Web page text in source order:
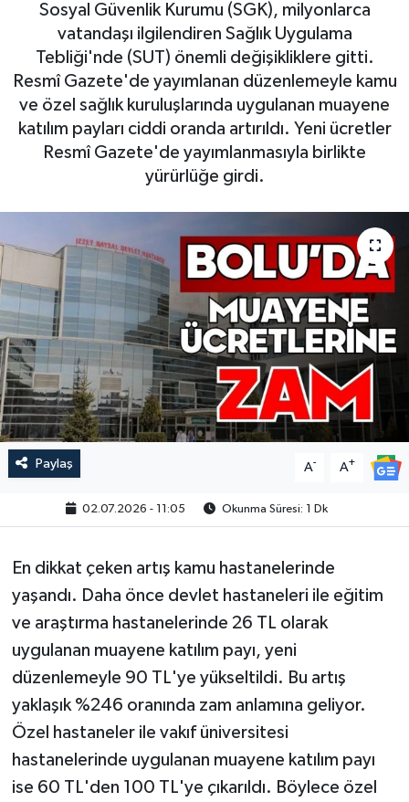
Sosyal Güvenlik Kurumu (SGK), milyonlarca
vatandaşı ilgilendiren Sağlık Uygulama
Tebliği'nde (SUT) önemli değişikliklere gitti.
Resmî Gazete'de yayımlanan düzenlemeyle kamu
ve özel sağlık kuruluşlarında uygulanan muayene
katılım payları ciddi oranda artırıldı. Yeni ücretler
Resmî Gazete'de yayımlanmasıyla birlikte
yürürlüğe girdi.
Paylaş A- A+
02.07.2026 - 11:05 Okunma Süresi: 1 Dk
En dikkat çeken artış kamu hastanelerinde
yaşandı. Daha önce devlet hastaneleri ile eğitim
ve araştırma hastanelerinde 26 TL olarak
uygulanan muayene katılım payı, yeni
düzenlemeyle 90 TL'ye yükseltildi. Bu artış
yaklaşık %246 oranında zam anlamına geliyor.
Özel hastaneler ile vakıf üniversitesi
hastanelerinde uygulanan muayene katılım payı
ise 60 TL'den 100 TL'ye çıkarıldı. Böylece özel